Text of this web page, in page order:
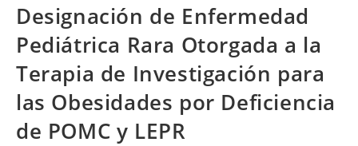
Designación de Enfermedad
Pediátrica Rara Otorgada a la
Terapia de Investigación para
las Obesidades por Deficiencia
de POMC y LEPR